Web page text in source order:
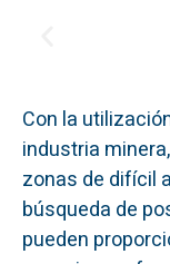
Con la
industria
zonas de difícil
búsqueda de
pueden